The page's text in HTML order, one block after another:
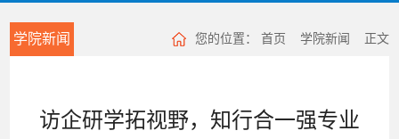
学院新闻 您的位置： 首页 学院新闻 正文
访企研学拓视野，知行合一强专业